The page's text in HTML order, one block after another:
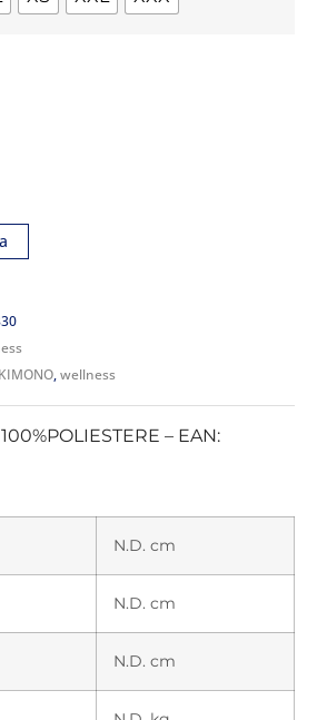
KIMONO,wellness
– EAN:
N.D. cm
N.D. cm
N.D. cm